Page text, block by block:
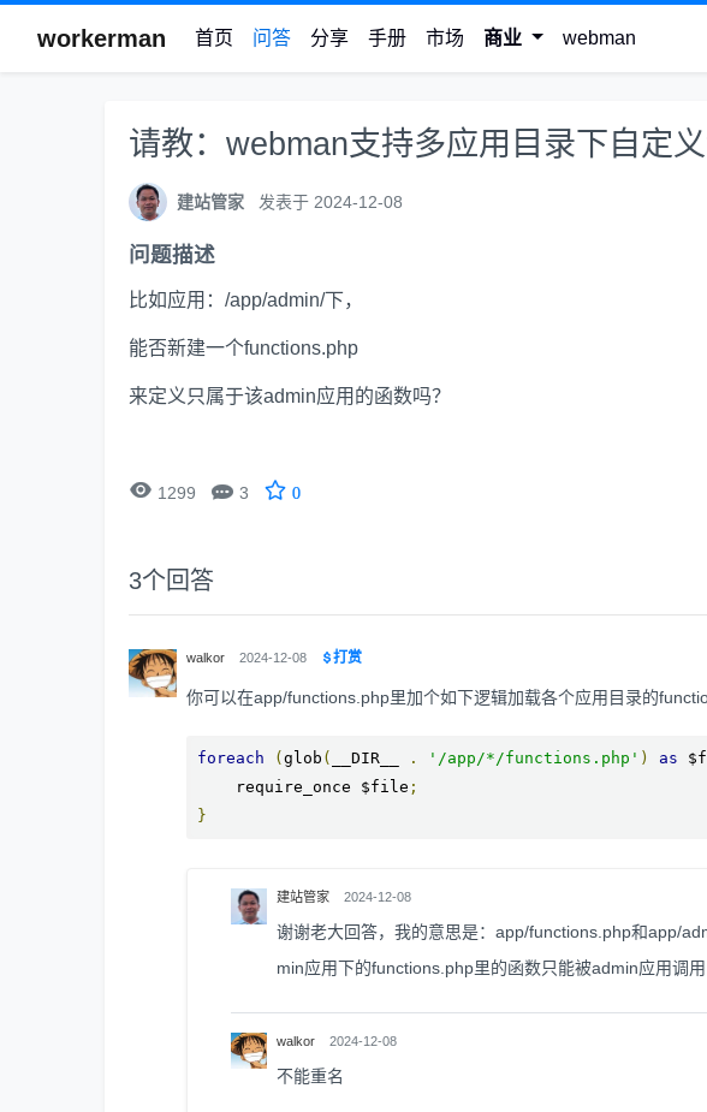
workerman 首页 问答 分享 手册 市场 商业 webman
请教：webman支持多应用目录下自定
建站管家 发表于 2024-12-08
问题描述
比如应用：/app/admin/下，
能否新建一个functions.php
来定义只属于该admin应用的函数吗？
 1299  3 0
3个回答
walkor 2024-12-08 打赏
你可以在app/functions.php里加个如下逻辑加载各个应用目录的
foreach ( glob ( __DIR__ . '/app/*/functions.php' ) as
    require_once $file
;
}
建站管家 2024-12-08
谢谢老大回答，我的意思是：app/functions.php和app/
min应用下的functions.php里的函数只能被admin应用调
walkor 2024-12-08
不能重名